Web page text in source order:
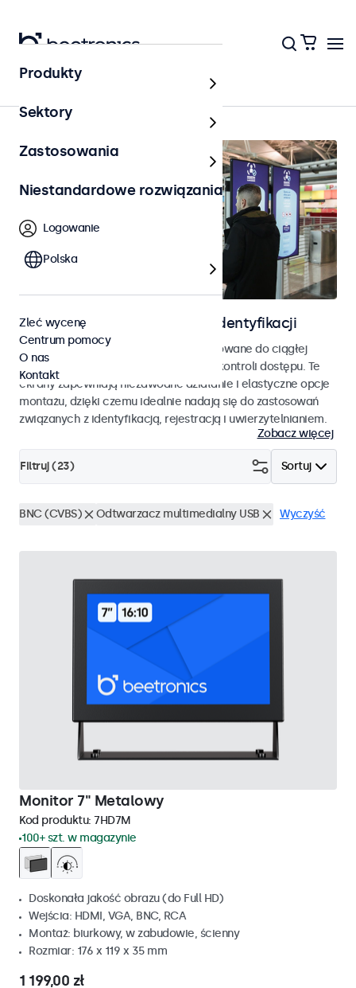
Strona główna
Ekrany do kontroli dostępu i identyfikacji
Monitory i ekrany dotykowe zaprojektowane do ciągłej
pracy i płynnej integracji z systemami kontroli dostępu. Te
ekrany zapewniają niezawodne działanie i elastyczne opcje
montażu, dzięki czemu idealnie nadają się do zastosowań
związanych z identyfikacją, rejestracją i uwierzytelnianiem.
Zobacz więcej
Sortuj
Filtruj (23)
BNC (CVBS) Odtwarzacz multimedialny USB Wyczyść
Monitor 7" Metalowy
Kod produktu: 7HD7M
100+ szt. w magazynie
Doskonała jakość obrazu (do Full HD)
Wejścia: HDMI, VGA, BNC, RCA
Montaż: biurkowy, w zabudowie, ścienny
Rozmiar: 176 x 119 x 35 mm
1 199,00 zł
Produkty
Sektory
Zastosowania
Niestandardowe rozwiązania
Logowanie
Polska
Zleć wycenę
Centrum pomocy
O nas
Kontakt